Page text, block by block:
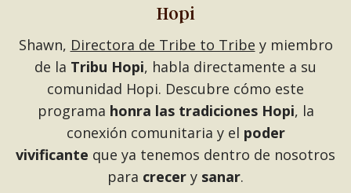
Hopi
Shawn, Directora de Tribe to Tribe y miembro
de la Tribu Hopi, habla directamente a su
comunidad Hopi. Descubre cómo este
programa honra las tradiciones Hopi, la
conexión comunitaria y el poder
vivificante que ya tenemos dentro de nosotros
para crecer y sanar.